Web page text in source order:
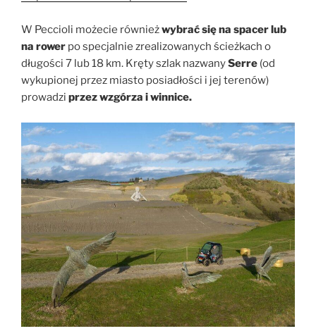
W Peccioli możecie równieżwybrać się na spacer lub
na rower po specjalnie zrealizowanych ścieżkach o
długości 7 lub 18 km. Kręty szlak nazwanySerre (od
wykupionej przez miasto posiadłości i jej terenów)
prowadzi przez wzgórza i winnice.